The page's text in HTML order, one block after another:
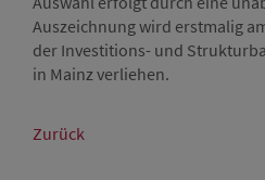
Auszeichnung wird erstmalig
der Investitions- und
in Mainz verliehen.
Zurück